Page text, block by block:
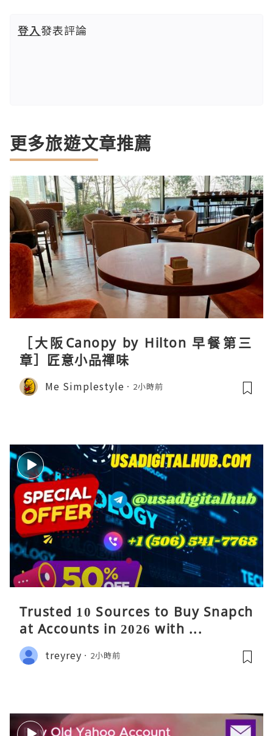
登入發表評論
更多旅遊文章推薦
［大阪Canopy by Hilton 早餐第三
章］匠意小品禪味
Me Simplestyle 2小時前
Trusted 10 Sources to Buy Snapch
at Accounts in 2026 with ...
treyrey 2小時前